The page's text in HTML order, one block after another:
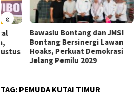
«
Bawaslu Bontang dan JMSI
Bontang Bersinergi Lawan
Hoaks, Perkuat Demokrasi
Jelang Pemilu 2029
Komisi
TAG: PEMUDA KUTAI TIMUR